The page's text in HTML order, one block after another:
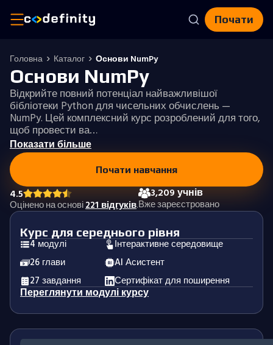
Почати
Головна Каталог Основи NumPy
Основи NumPy
Відкрийте повний потенціал найважливішої
бібліотеки Python для чисельних обчислень —
NumPy. Цей комплексний курс розроблений для того,
щоб провести ва…
Показати більше
Почати навчання
4.5
Оцінено на основі221 відгуків.
3,209 учнів
Вже зареєстровано
Курс для середнього рівня
4 модулі
Інтерактивне середовище
26 глави
AI Асистент
27 завдання
Сертифікат для поширення
Переглянути модулі курсу